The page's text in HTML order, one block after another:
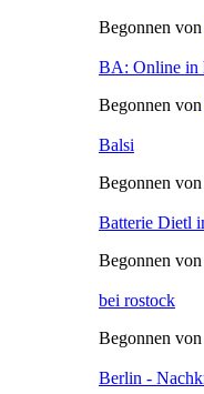
Begonnen von
BA: Online in
Begonnen von
Balsi
Begonnen
Batterie Dietl
Begonnen von
bei rostock
Begonnen
Berlin -